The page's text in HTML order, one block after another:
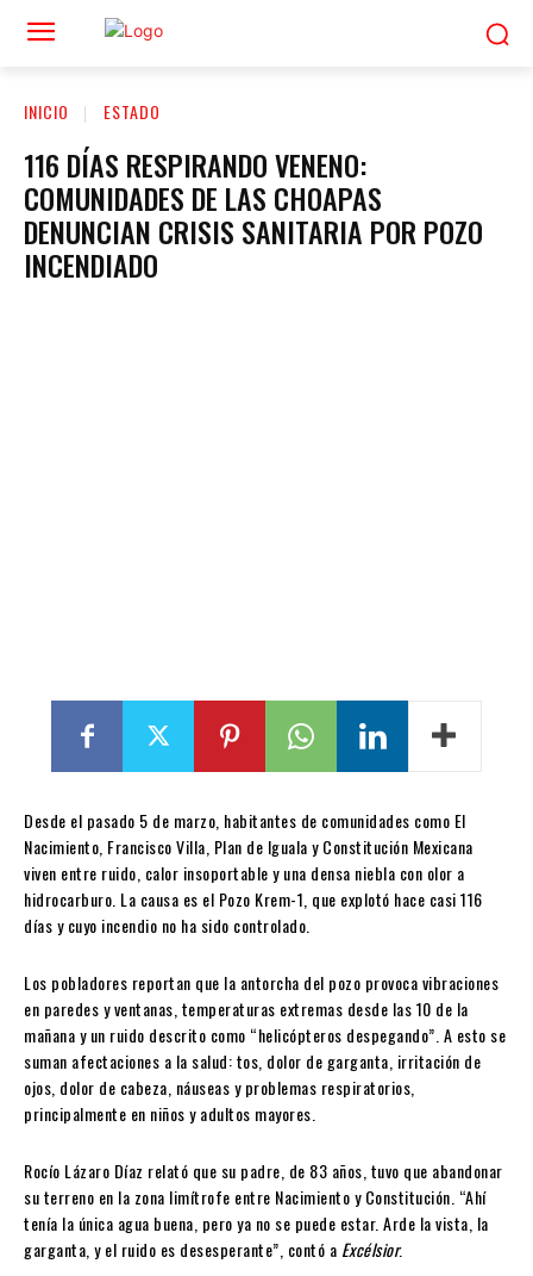
INICIO ESTADO
116 DÍAS RESPIRANDO VENENO:
COMUNIDADES DE LAS CHOAPAS
DENUNCIAN CRISIS SANITARIA POR POZO
INCENDIADO
Desde el pasado 5 de marzo, habitantes de comunidades como El
Nacimiento, Francisco Villa, Plan de Iguala y Constitución Mexicana
viven entre ruido, calor insoportable y una densa niebla con olor a
hidrocarburo. La causa es el Pozo Krem-1, que explotó hace casi 116
días y cuyo incendio no ha sido controlado.
Los pobladores reportan que la antorcha del pozo provoca vibraciones
en paredes y ventanas, temperaturas extremas desde las 10 de la
mañana y un ruido descrito como “helicópteros despegando”. A esto se
suman afectaciones a la salud: tos, dolor de garganta, irritación de
ojos, dolor de cabeza, náuseas y problemas respiratorios,
principalmente en niños y adultos mayores.
Rocío Lázaro Díaz relató que su padre, de 83 años, tuvo que abandonar
su terreno en la zona limítrofe entre Nacimiento y Constitución. “Ahí
tenía la única agua buena, pero ya no se puede estar. Arde la vista, la
garganta, y el ruido es desesperante”, contó a Excélsior.